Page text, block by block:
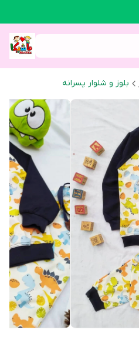
بلوز و شلوار پسرانه